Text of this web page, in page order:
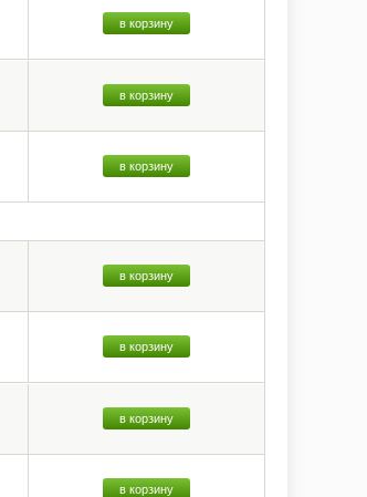
в корзину
в корзину
в корзину
в корзину
в корзину
в корзину
в корзину